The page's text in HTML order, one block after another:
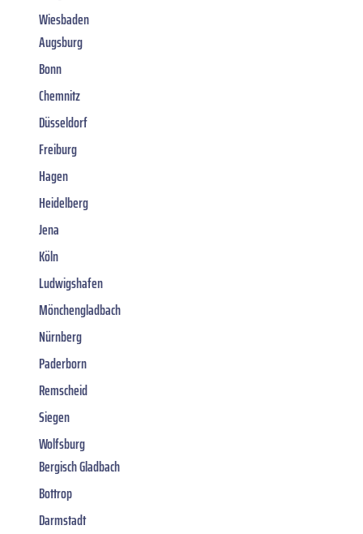
Wiesbaden
Augsburg
Bonn
Chemnitz
Düsseldorf
Freiburg
Hagen
Heidelberg
Jena
Köln
Ludwigshafen
Mönchengladbach
Nürnberg
Paderborn
Remscheid
Siegen
Wolfsburg
Bergisch Gladbach
Bottrop
Darmstadt